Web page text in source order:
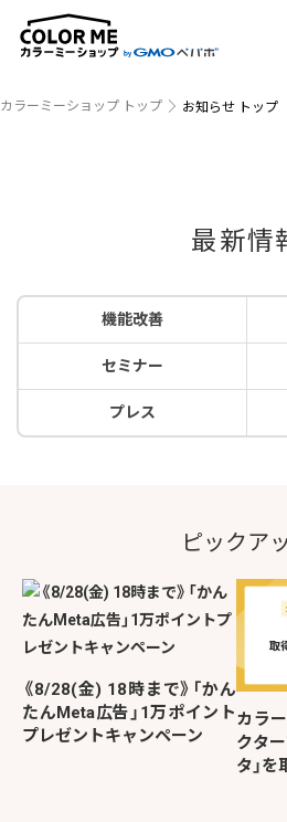
カラーミーショップ トップ お知らせ トップ
最新情
機能改善
セミナー
プレス
ピックア
《8/28(金) 18時まで》「かん
たんMeta広告」1万ポイント
プレゼントキャンペーン
カラ
クタ
タ」